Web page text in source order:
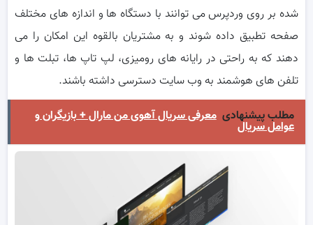
شده بر روی وردپرس می توانند با دستگاه ها و اندازه های مختلف
صفحه تطبیق داده شوند و به مشتریان بالقوه این امکان را می
دهند که به راحتی در رایانه های رومیزی، لپ تاپ ها، تبلت ها و
تلفن های هوشمند به وب سایت دسترسی داشته باشند.
مطلب پیشنهادی معرفی سریال آهوی من مارال + بازیگران و
عوامل سریال